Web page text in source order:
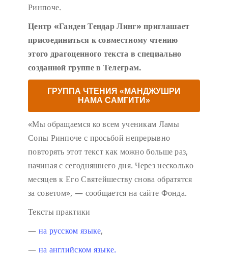
Ринпоче.
Центр «Ганден Тендар Линг» приглашает
присоединиться к совместному чтению
этого драгоценного текста в специально
созданной группе в Телеграм.
ГРУППА ЧТЕНИЯ «МАНДЖУШРИ
НАМА САМГИТИ»
«Мы обращаемся ко всем ученикам Ламы
Сопы Ринпоче с просьбой непрерывно
повторять этот текст как можно больше раз,
начиная с сегодняшнего дня. Через несколько
месяцев к Его Святейшеству снова обратятся
за советом», — сообщается на сайте Фонда.
Тексты практики
— на русском языке,
— на английском языке.